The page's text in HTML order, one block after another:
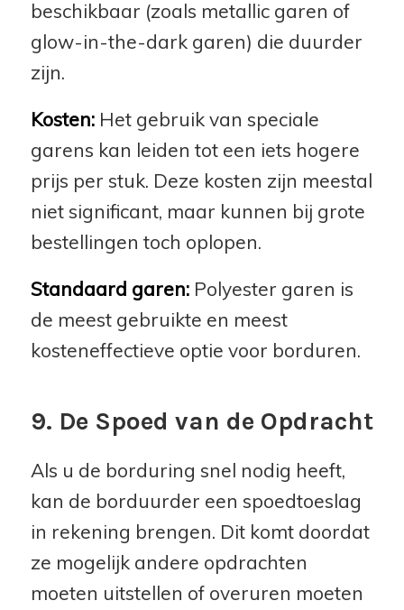
beschikbaar (zoals metallic garen of
glow-in-the-dark garen) die duurder
zijn.
Kosten:Het gebruik van speciale
garens kan leiden tot een iets hogere
prijs per stuk. Deze kosten zijn meestal
niet significant, maar kunnen bij grote
bestellingen toch oplopen.
Standaard garen:Polyester garen is
de meest gebruikte en meest
kosteneffectieve optie voor borduren.
9. De Spoed van de Opdracht
Als u de borduring snel nodig heeft,
kan de borduurder een spoedtoeslag
in rekening brengen. Dit komt doordat
ze mogelijk andere opdrachten
moeten uitstellen of overuren moeten